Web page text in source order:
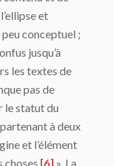
et
conceptuel ;
jusqu’à
les textes de
pas de
le statut du
à deux
et l’élément
choses [6] ». La